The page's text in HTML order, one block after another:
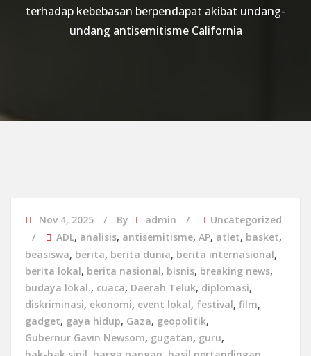
terhadap kebebasan berpendapat akibat undang-
undang antisemitisme California
Nov 4, 2025 By admin
Uncategorized
ADL, analisis, antisemitisme, AP, atlet, basket,
beasiswa, berita, berita dunia, berita internasional,
berita lokal, berita nasional, bisnis, breaking news,
budaya lokal., cuaca, Daerah Teluk, diplomasi,
diskriminasi, ekonomi, event lokal, festival, film,
gadget, gaya hidup, Gaza, geopolitik,
Gubernur Gavin Newsom, gugatan, guru,